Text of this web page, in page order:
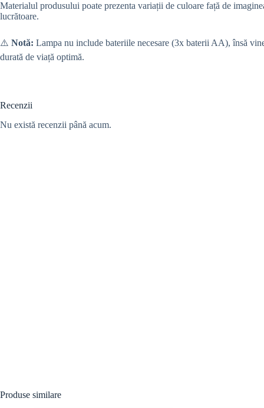
Materialul produsului poate prezenta variații de culoare față de
lucrătoare.
⚠️ Notă: Lampa nu include bateriile necesare (3x baterii AA), însă
durată de viață optimă.
Recenzii
Nu există recenzii până acum.
Produse similare